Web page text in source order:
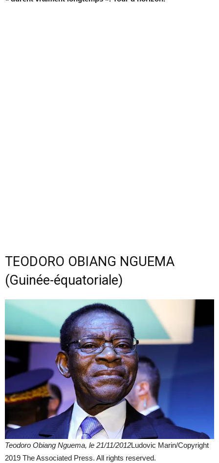
TEODORO OBIANG NGUEMA
(Guinée-équatoriale)
Teodoro Obiang Nguema, le 21/11/2012Ludovic Marin/Copyright
2019 The Associated Press. All rights reserved.